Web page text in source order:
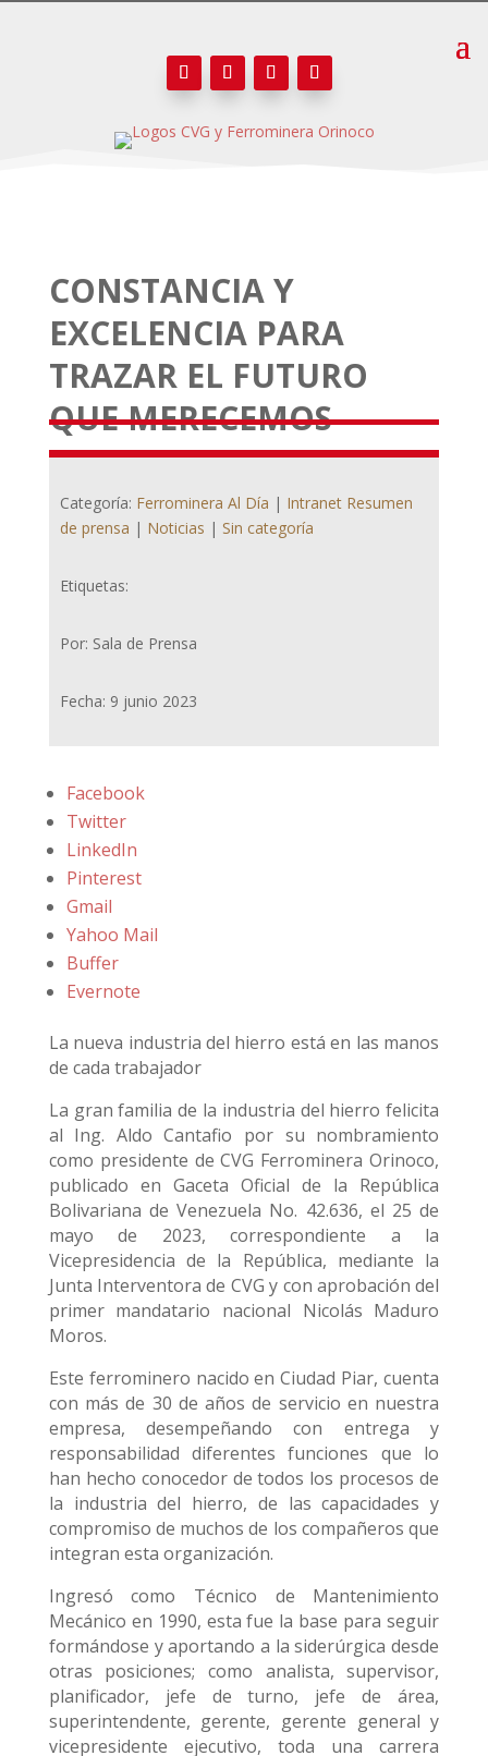
CONSTANCIA Y
EXCELENCIA PARA
TRAZAR EL FUTURO
QUE MERECEMOS
Categoría: Ferrominera Al Día | Intranet Resumen
de prensa | Noticias | Sin categoría
Etiquetas:
Por: Sala de Prensa
Fecha: 9 junio 2023
Facebook
Twitter
LinkedIn
Pinterest
Gmail
Yahoo Mail
Buffer
Evernote
La nueva industria del hierro está en las manos
de cada trabajador
La gran familia de la industria del hierro felicita
al Ing. Aldo Cantafio por su nombramiento
como presidente de CVG Ferrominera Orinoco,
publicado en Gaceta Oficial de la República
Bolivariana de Venezuela No. 42.636, el 25 de
mayo de 2023, correspondiente a la
Vicepresidencia de la República, mediante la
Junta Interventora de CVG y con aprobación del
primer mandatario nacional Nicolás Maduro
Moros.
Este ferrominero nacido en Ciudad Piar, cuenta
con más de 30 de años de servicio en nuestra
empresa, desempeñando con entrega y
responsabilidad diferentes funciones que lo
han hecho conocedor de todos los procesos de
la industria del hierro, de las capacidades y
compromiso de muchos de los compañeros que
integran esta organización.
Ingresó como Técnico de Mantenimiento
Mecánico en 1990, esta fue la base para seguir
formándose y aportando a la siderúrgica desde
otras posiciones; como analista, supervisor,
planificador, jefe de turno, jefe de área,
superintendente, gerente, gerente general y
vicepresidente ejecutivo, toda una carrera